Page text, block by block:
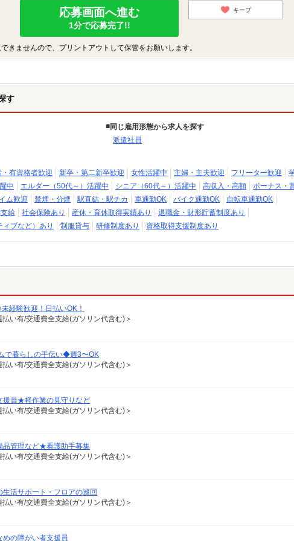
応募画面へ進む
1分で応募完了!!
キープ
きませんので、プリントアウトして保管をお願いします。
す
同じ雇用形態から求人を探す
派遣社員
・有資格者歓迎 新卒・第二新卒歓迎 女性活躍中 主婦・主夫歓迎 フリーター歓迎
中 エルダー（50代～）活躍中 シニア（60代～）活躍中 高収入・高額
ボーナス・
ム歓迎 禁煙・分煙 駅直結・駅チカ 車通勤OK バイク通勤OK
自転車通勤OK
給 社会保険あり 産休・育休取得実績あり
退職金・財形貯蓄制度あり
ブなど）あり
制服貸与 研修制度あり 資格取得支援制度あり
経験歓迎！日払いOK！
い有/交通費全支給(ガソリン代含む)＞
で暮らしの手伝い◆週3〜OK
い有/交通費全支給(ガソリン代含む)＞
員★軽作業の見守りなど
い有/交通費全支給(ガソリン代含む)＞
品管理など★看護助手募集
い有/交通費全支給(ガソリン代含む)＞
活サポート・フロアの巡回
い有/交通費全支給(ガソリン代含む)＞
の障がい者支援員